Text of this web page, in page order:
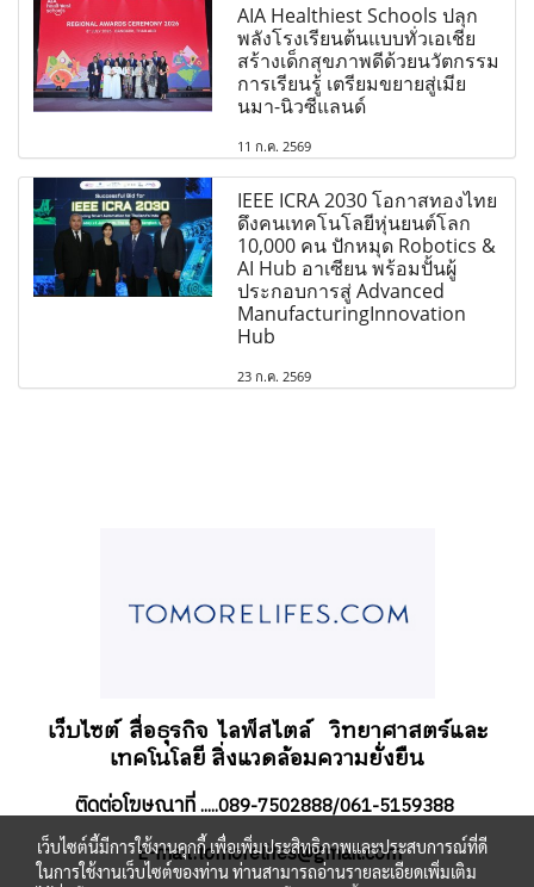
AIA Healthiest Schools ปลุก
พลังโรงเรียนต้นแบบทั่วเอเชีย
สร้างเด็กสุขภาพดีด้วยนวัตกรรม
การเรียนรู้ เตรียมขยายสู่เมีย
นมา-นิวซีแลนด์
11 ก.ค. 2569
IEEE ICRA 2030 โอกาสทองไทย
ดึงคนเทคโนโลยีหุ่นยนต์โลก
10,000 คน ปักหมุด Robotics &
AI Hub อาเซียน พร้อมปั้นผู้
ประกอบการสู่ Advanced
ManufacturingInnovation
Hub
23 ก.ค. 2569
เว็บไซต์ สื่อธุรกิจไลฟ์สไตล์ วิทยาศาสตร์และ
เทคโนโลยี สิ่งแวดล้อมความยั่งยืน
ติดต่อโฆษณาที่.....089-7502888/061-5159388
E-mail:tomorelifes@gmail.com
เว็บไซต์นี้มีการใช้งานคุกกี้ เพื่อเพิ่มประสิทธิภาพและประสบการณ์ที่ดี
ในการใช้งานเว็บไซต์ของท่าน ท่านสามารถอ่านรายละเอียดเพิ่มเติม